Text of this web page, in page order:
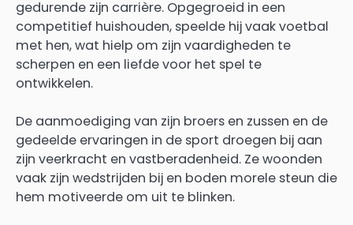
gedurende zijn carrière. Opgegroeid in een
competitief huishouden, speelde hij vaak voetbal
met hen, wat hielp om zijn vaardigheden te
scherpen en een liefde voor het spel te
ontwikkelen.
De aanmoediging van zijn broers en zussen en de
gedeelde ervaringen in de sport droegen bij aan
zijn veerkracht en vastberadenheid. Ze woonden
vaak zijn wedstrijden bij en boden morele steun die
hem motiveerde om uit te blinken.